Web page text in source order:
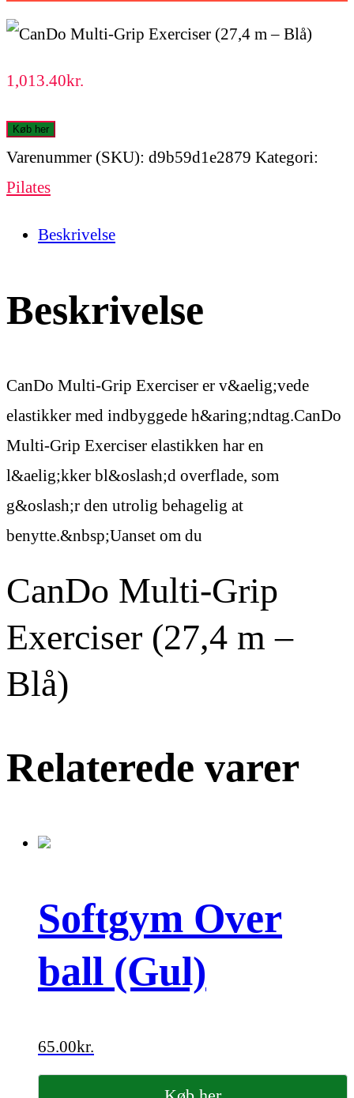
1,013.40kr.
Køb her
Varenummer (SKU): d9b59d1e2879 Kategori:
Pilates
Beskrivelse
Beskrivelse
CanDo Multi-Grip Exerciser er v&aelig;vede
elastikker med indbyggede h&aring;ndtag.CanDo
Multi-Grip Exerciser elastikken har en
l&aelig;kker bl&oslash;d overflade, som
g&oslash;r den utrolig behagelig at
benytte.&nbsp;Uanset om du
CanDo Multi-Grip
Exerciser (27,4 m –
Blå)
Relaterede varer
Softgym Over
ball (Gul)
65.00kr.